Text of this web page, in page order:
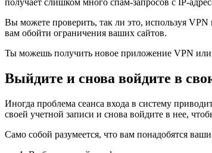
Вы можете проверить, так ли это, используя
вам обойти ограничения ваших сайтов.
Ты можешь получить новое приложение VPN или
Выйдите и снова войдите в
Иногда проблема сеанса входа в систему
своей учетной записи и снова войдите в нее,
Само собой разумеется, что вам понадобятся